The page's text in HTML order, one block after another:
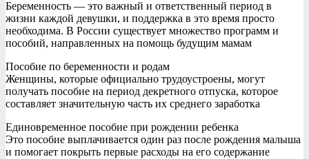
Беременность — это важный и ответственный период в
жизни каждой девушки, и поддержка в это время просто
необходима. В России существует множество программ и
пособий, направленных на помощь будущим мамам
Пособие по беременности и родам
Женщины, которые официально трудоустроены, могут
получать пособие на период декретного отпуска, которое
составляет значительную часть их среднего заработка
Единовременное пособие при рождении ребенка
Это пособие выплачивается один раз после рождения малыша
и помогает покрыть первые расходы на его содержание